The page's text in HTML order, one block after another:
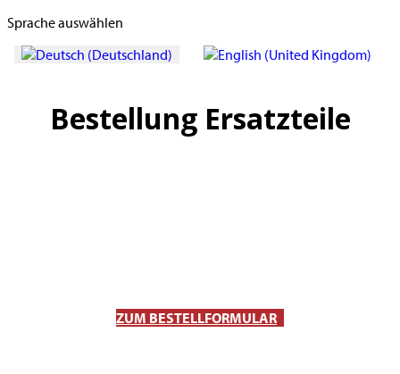
Sprache auswählen
Bestellung Ersatzteile
ZUM BESTELLFORMULAR